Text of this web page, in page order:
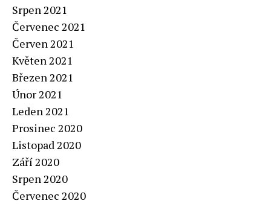
Srpen 2021
Červenec 2021
Červen 2021
Květen 2021
Březen 2021
Únor 2021
Leden 2021
Prosinec 2020
Listopad 2020
Září 2020
Srpen 2020
Červenec 2020